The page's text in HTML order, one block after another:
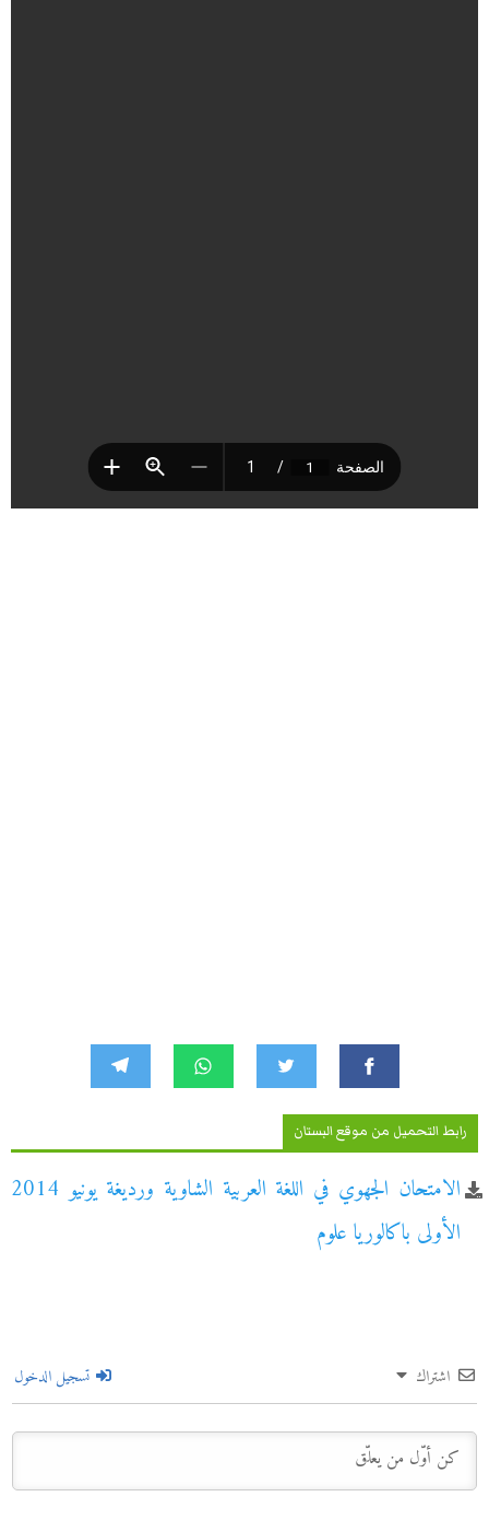
رابط التحميل من موقع البستان
الامتحان الجهوي في اللغة العربية الشاوية ورديغة يونيو 2014
الأولى باكالوريا علوم
اشتراك تسجيل الدخول